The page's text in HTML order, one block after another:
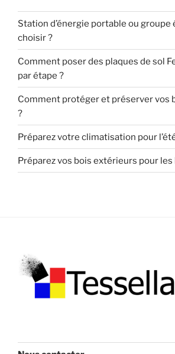
Station d’énergie portable ou groupe
choisir ?
Comment poser des plaques de sol
par étape ?
Comment protéger et préserver vos
?
Préparez votre climatisation pour
Préparez vos bois extérieurs pour les